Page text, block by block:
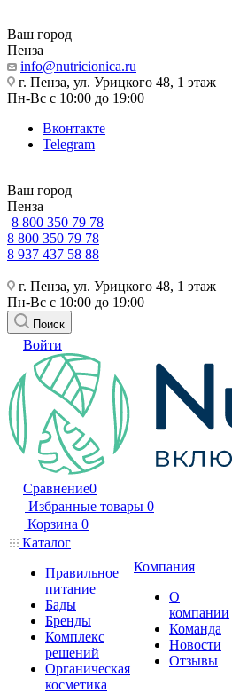
Ваш город
Пенза
info@nutricionica.ru
г. Пенза, ул. Урицкого 48, 1 этаж
Пн-Вс с 10:00 до 19:00
Вконтакте
Telegram
Ваш город
Пенза
8 800 350 79 78
8 800 350 79 78
8 937 437 58 88
г. Пенза, ул. Урицкого 48, 1 этаж
Пн-Вс с 10:00 до 19:00
Поиск
Войти
Сравнение0
Избранные товары 0
Корзина 0
Каталог
Правильное
питание
Бады
Бренды
Комплекс
решений
Органическая
косметика
Компания
О
компании
Команда
Новости
Отзывы